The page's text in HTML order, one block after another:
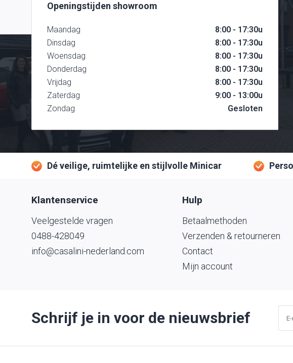
Openingstijden showroom
Maandag
8:00 - 17:30u
Dinsdag
8:00 - 17:30u
Woensdag
8:00 - 17:30u
Donderdag
8:00 - 17:30u
Vrijdag
8:00 - 17:30u
Zaterdag
9:00 - 13:00u
Zondag
Gesloten
Dé veilige, ruimtelijke en stijlvolle Minicar
Klantenservice
Veelgestelde vragen
0488-428049
info@casalini-nederland.com
Hulp
Betaalmethoden
Verzenden & retourneren
Contact
Mijn account
Schrijf je in voor de nieuwsbrief